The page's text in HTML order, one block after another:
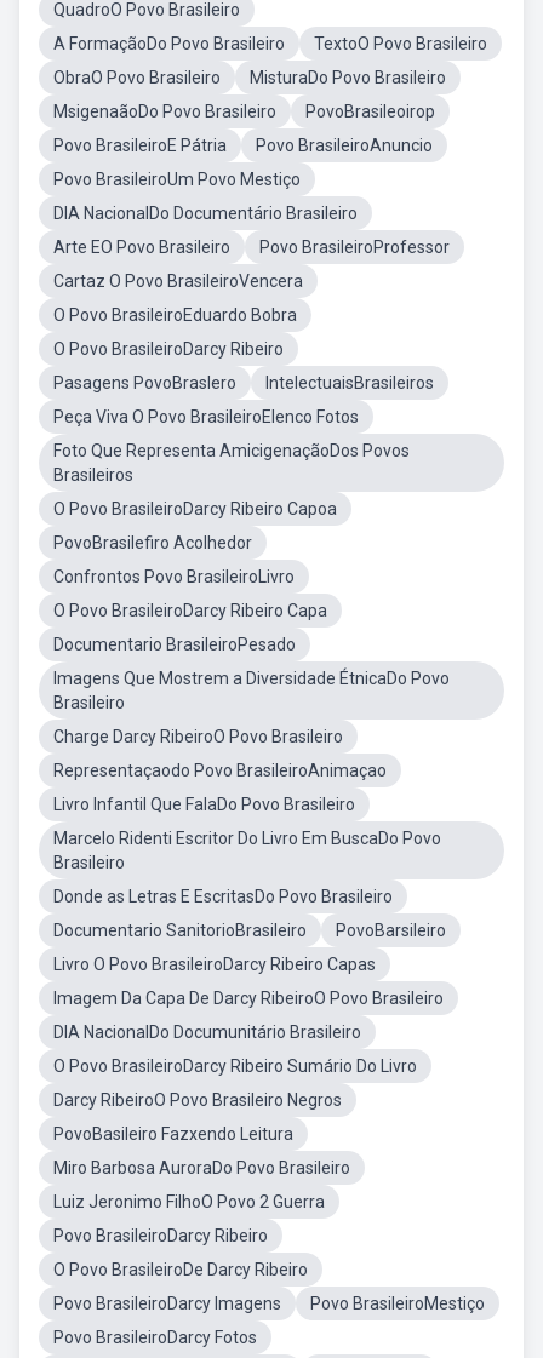
QuadroO Povo Brasileiro
A FormaçãoDo Povo Brasileiro
TextoO Povo Brasileiro
ObraO Povo Brasileiro
MisturaDo Povo Brasileiro
MsigenaãoDo Povo Brasileiro
PovoBrasileoirop
Povo BrasileiroE Pátria
Povo BrasileiroAnuncio
Povo BrasileiroUm Povo Mestiço
DIA NacionalDo Documentário Brasileiro
Arte EO Povo Brasileiro
Povo BrasileiroProfessor
Cartaz O Povo BrasileiroVencera
O Povo BrasileiroEduardo Bobra
O Povo BrasileiroDarcy Ribeiro
Pasagens PovoBraslero
IntelectuaisBrasileiros
Peça Viva O Povo BrasileiroElenco Fotos
Foto Que Representa AmicigenaçãoDos Povos
Brasileiros
O Povo BrasileiroDarcy Ribeiro Capoa
PovoBrasilefiro Acolhedor
Confrontos Povo BrasileiroLivro
O Povo BrasileiroDarcy Ribeiro Capa
Documentario BrasileiroPesado
Imagens Que Mostrem a Diversidade ÉtnicaDo Povo
Brasileiro
Charge Darcy RibeiroO Povo Brasileiro
Representaçaodo Povo BrasileiroAnimaçao
Livro Infantil Que FalaDo Povo Brasileiro
Marcelo Ridenti Escritor Do Livro Em BuscaDo Povo
Brasileiro
Donde as Letras E EscritasDo Povo Brasileiro
Documentario SanitorioBrasileiro
PovoBarsileiro
Livro O Povo BrasileiroDarcy Ribeiro Capas
Imagem Da Capa De Darcy RibeiroO Povo Brasileiro
DIA NacionalDo Documunitário Brasileiro
O Povo BrasileiroDarcy Ribeiro Sumário Do Livro
Darcy RibeiroO Povo Brasileiro Negros
PovoBasileiro Fazxendo Leitura
Miro Barbosa AuroraDo Povo Brasileiro
Luiz Jeronimo FilhoO Povo 2 Guerra
Povo BrasileiroDarcy Ribeiro
O Povo BrasileiroDe Darcy Ribeiro
Povo BrasileiroDarcy Imagens
Povo BrasileiroMestiço
Povo BrasileiroDarcy Fotos